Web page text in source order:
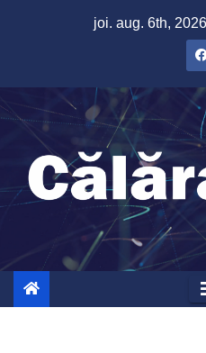
joi. aug. 6th, 2026